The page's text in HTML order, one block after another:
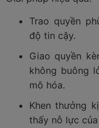
Trao quyền
độ tin cậy.
Giao quyền
không buông
mô hóa.
Khen thưởng
thấy nỗ lực